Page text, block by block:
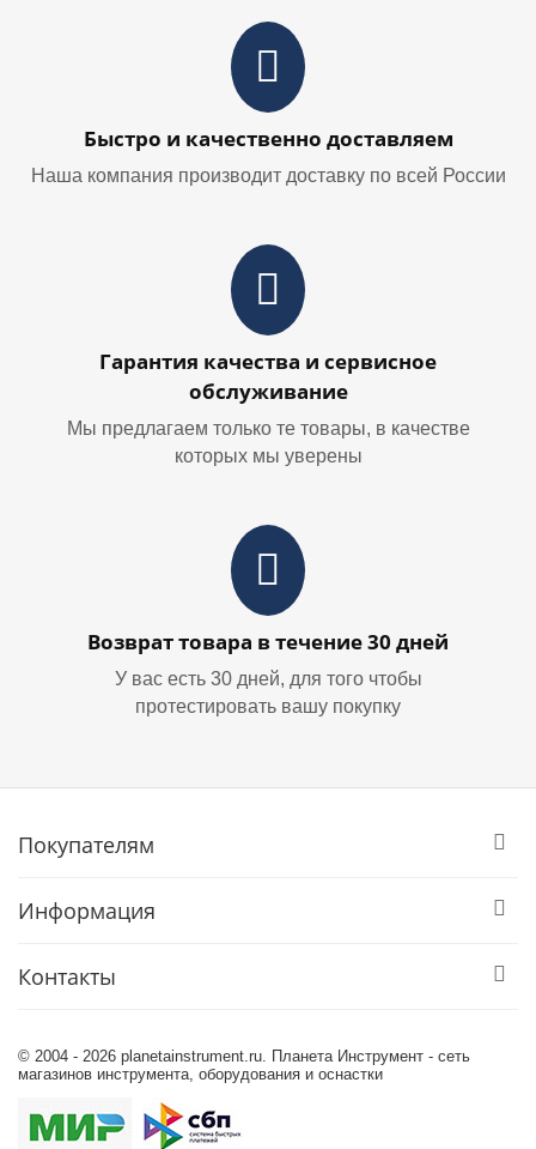
Быстро и качественно доставляем
Наша компания производит доставку по всей России
Гарантия качества и сервисное
обслуживание
Мы предлагаем только те товары, в качестве
которых мы уверены
Возврат товара в течение 30 дней
У вас есть 30 дней, для того чтобы
протестировать вашу покупку
Покупателям
Информация
Контакты
© 2004 - 2026 planetainstrument.ru. Планета Инструмент - сеть
магазинов инструмента, оборудования и оснастки